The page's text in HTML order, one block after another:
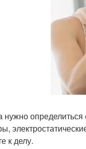
нужно
к делу.